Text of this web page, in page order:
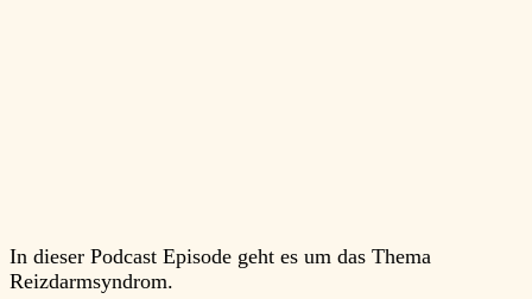
In dieser Podcast Episode geht es um das Thema
Reizdarmsyndrom.